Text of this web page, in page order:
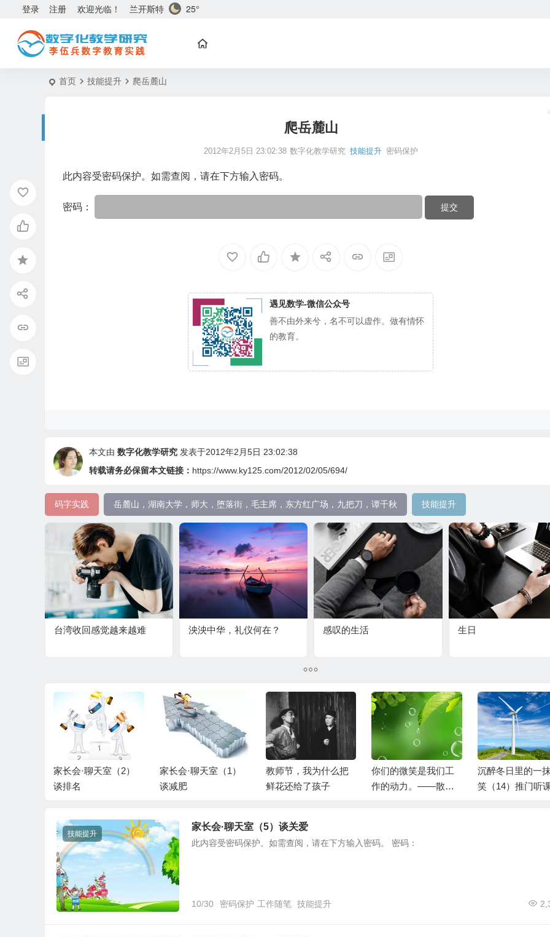
欢迎光临！
登录 注册 兰开斯特 25°
首页 技能提升 爬岳麓山
爬岳麓山
2012年2月5日 23:02:38 数字化教学研究 技能提升 密码保护
此内容受密码保护。如需查阅，请在下方输入密码。
密码：
遇见数学-微信公众号
善不由外来兮，名不可以虚作。做有情怀
的教育。
本文由 数字化教学研究 发表于2012年2月5日 23:02:38
转载请务必保留本文链接： https://www.ky125.com/2012/02/05/694/
码字实践 岳麓山，湖南大学，师大，堕落街，毛主席，东方红广场，九把刀，谭千秋 技能提升
台湾收回感觉越来越难 泱泱中华，礼仪何在？ 感叹的生活 生日
家长会·聊天室（1）
谈减肥
教师节，我为什么把
鲜花还给了孩子
你们的微笑是我们工
作的动力。——散学
沉醉冬日里的一抹微
笑（14）推门听课何
不午休竟然成
幸福的事——
技能提升
家长会·聊天室（5）谈关爱
此内容受密码保护。如需查阅，请在下方输入密码。 密码：
10/30 密码保护 工作随笔 技能提升